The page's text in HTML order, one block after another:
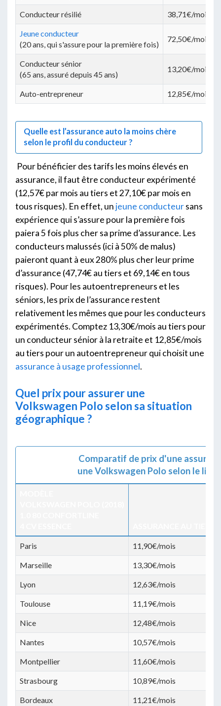
Conducteur résilié 38,71€/mois
Jeune conducteur
(20 ans, qui s'assure pour la première fois)
72,50€/mois
Conducteur sénior
(65 ans, assuré depuis 45 ans)
13,20€/mois
Auto-entrepreneur 12,85€/mois
Quelle est l’assurance auto la moins chère
selon le profil du conducteur ?
Pour bénéficier des tarifs les moins élevés en
assurance, il faut être conducteur expérimenté
(12,57€ par mois au tiers et 27,10€ par mois en
tous risques). En effet, un jeune conducteursans
expérience qui s’assure pour la première fois
paiera 5 fois plus cher sa prime d’assurance. Les
conducteurs malussés (ici à 50% de malus)
paieront quant à eux 280% plus cher leur prime
d’assurance (47,74€ au tiers et 69,14€ en tous
risques). Pour les autoentrepreneurs et les
séniors, les prix de l’assurance restent
relativement les mêmes que pour les conducteurs
expérimentés. Comptez 13,30€/mois au tiers pour
un conducteur sénior à la retraite et 12,85€/mois
au tiers pour un autoentrepreneur qui choisit une
assurance à usage professionnel.
Quel prix pour assurer une
Volkswagen Polo selon sa situation
géographique ?
Comparatif de prix d'une
une Volkswagen Polo selon le lieu
Paris 11,90€/mois
Marseille 13,30€/mois
Lyon 12,63€/mois
Toulouse 11,19€/mois
Nice 12,48€/mois
Nantes 10,57€/mois
Montpellier 11,60€/mois
Strasbourg 10,89€/mois
Bordeaux 11,21€/mois